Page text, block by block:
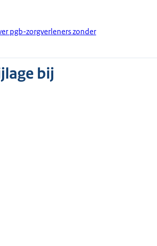
pgb-zorgverleners zonder
bij